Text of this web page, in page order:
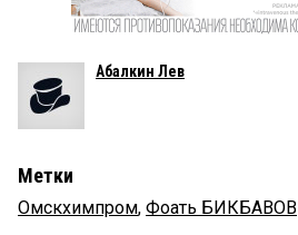
Абалкин Лев
Метки
Омскхимпром, Фоать БИКБАВОВ